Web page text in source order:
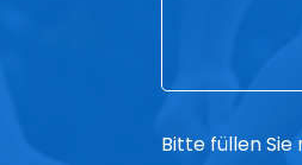
Bitte füllen